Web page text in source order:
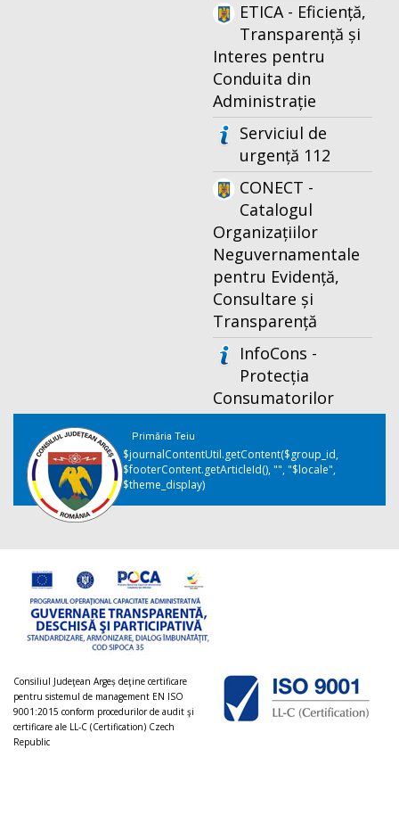
ETICA - Eficiență,
Transparență și
Interes pentru
Conduita din
Administrație
Serviciul de
urgență 112
CONECT -
Catalogul
Organizațiilor
Neguvernamentale
pentru Evidență,
Consultare și
Transparență
InfoCons -
Protecția
Consumatorilor
Primăria Teiu
$journalContentUtil.getContent($group_id,
$footerContent.getArticleId(), "", "$locale",
$theme_display)
Consiliul Judeţean Argeș deţine certificare
pentru sistemul de management EN ISO
9001:2015 conform procedurilor de audit şi
certificare ale LL-C (Certification) Czech
Republic